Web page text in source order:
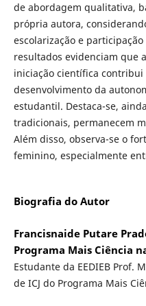
de abordagem qualitativa,
própria autora,
escolarização e
resultados evidenciam que
iniciação científica
desenvolvimento da
estudantil. Destaca-se,
tradicionais, permanecem
Além disso, observa-se o
feminino, especialmente
Biografia do Autor
Francisnaide Putare
Programa Mais Ciência
Estudante da EEDIEB Prof.
de ICJ do Programa Mais